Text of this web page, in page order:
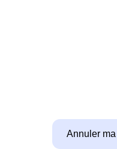
Annuler